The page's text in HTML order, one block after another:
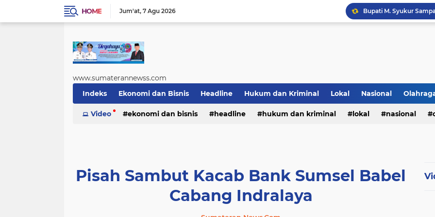
HOME Jum'at 7 Agu 2026
PWI Jambi Apresiasi
Bupati Panca Hadiri
www.sumaterannewss.com
Indeks
Ekonomi dan Bisnis Headline Hukum dan Kriminal Lokal Nasional
Sosial dan Budaya Sumsel Update
Video ekonomi dan bisnis headline hukum dan kriminal lokal nasional
Pisah Sambut Kacab Bank Sumsel Babel
Cabang Indralaya